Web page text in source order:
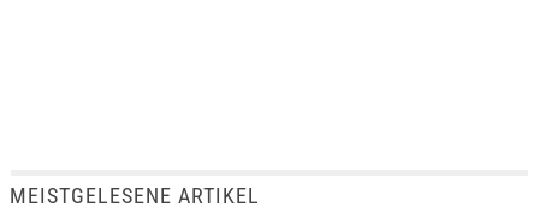
MEISTGELESENE ARTIKEL